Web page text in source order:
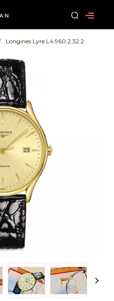
Longines Lyre L4.960.2.32.2